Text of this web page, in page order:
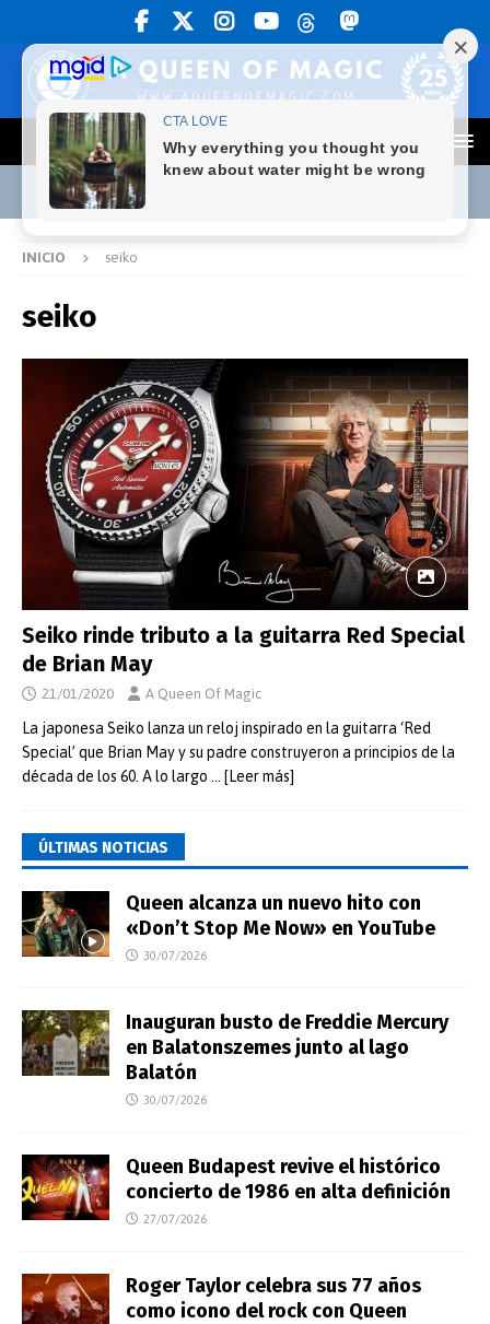
INICIO seiko
seiko
Seiko rinde tributo a la guitarra Red Special
de Brian May
21/01/2020 A Queen Of Magic
La japonesa Seiko lanza un reloj inspirado en la guitarra ‘Red
Special’ que Brian May y su padre construyeron a principios de la
década de los 60. A lo largo
… [Leer más]
ÚLTIMAS NOTICIAS
Queen alcanza un nuevo hito con
«Don’t Stop Me Now» en YouTube
30/07/2026
Inauguran busto de Freddie Mercury
en Balatonszemes junto al lago
Balatón
30/07/2026
Queen Budapest revive el histórico
concierto de 1986 en alta definición
27/07/2026
Roger Taylor celebra sus 77 años
como icono del rock con Queen